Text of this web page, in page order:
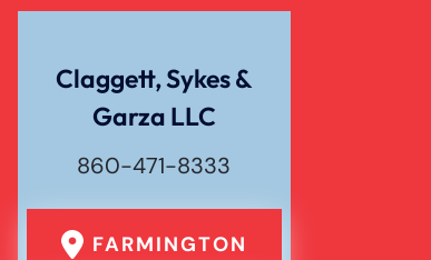
Claggett, Sykes &
Garza LLC
860-471-8333
FARMINGTON